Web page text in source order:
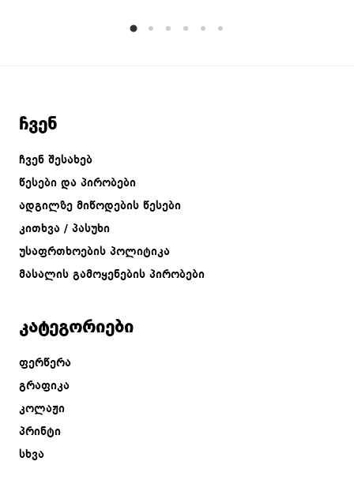
ჩვენ
ჩვენ შესახებ
წესები და პირობები
ადგილზე მიწოდების წესები
კითხვა / პასუხი
უსაფრთხოების პოლიტიკა
მასალის გამოყენების პირობები
კატეგორიები
ფერწერა
გრაფიკა
კოლაჟი
პრინტი
სხვა